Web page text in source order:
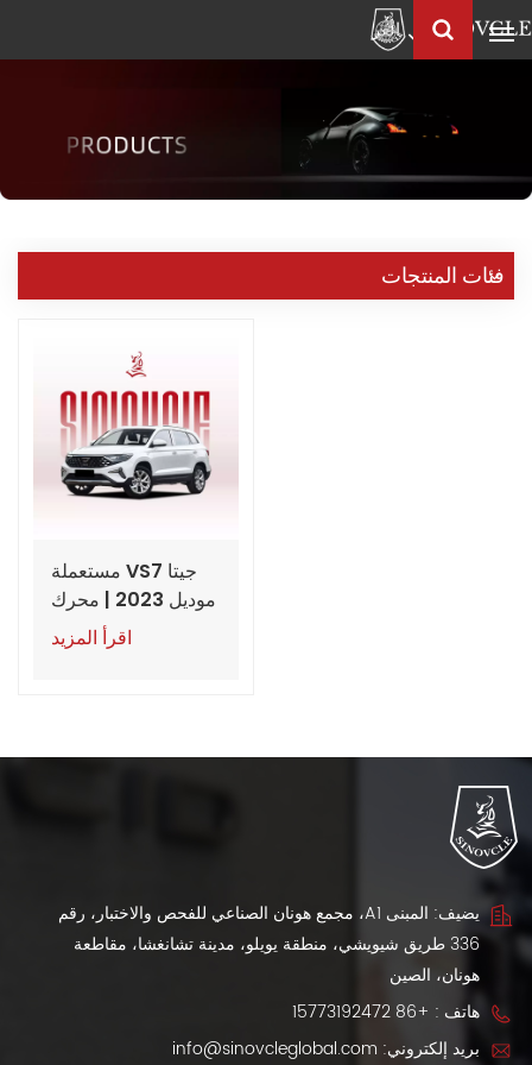
العربية
English
Pусский العربية
中
فئات المنتجات
جيتا VS7 مستعملة
موديل 2023 | محرك
280TSI أوتوماتيكي
متقدم | 60,000 كم |
اقرأ المزيد
يضيف: المبنى A1، مجمع هونان الصناعي للفحص والاختبار، رقم
336 طريق شيويشي، منطقة يويلو، مدينة تشانغشا، مقاطعة
هونان، الصين
هاتف : +86 15773192472
بريد إلكتروني: info@sinovcleglobal.com